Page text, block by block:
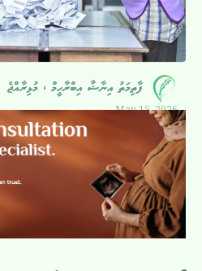
ފާތިމަތު އިނާޝާ އިބްރާހީމް ، މުޅިރާއްޖެ
May 15, 2026